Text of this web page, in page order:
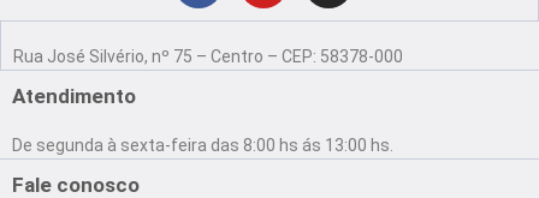
F
c
o
o
Y
u
b
e
I
n
s
g
r
Rua José Silvério, nº 75 – Centro – CEP: 58378-000
Atendimento
De segunda à sexta-feira das 8:00 hs ás 13:00 hs.
Fale conosco